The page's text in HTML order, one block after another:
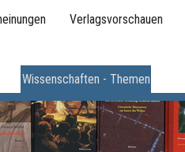
Verlagsvorschauen
Wissenschaften - Themen